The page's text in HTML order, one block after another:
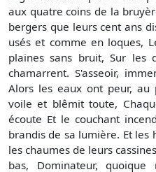
aux quatre coins de la
bergers que leurs cent ans
usés et comme en loques,
plaines sans bruit, Sur les
chamarrent. S'asseoir,
Alors les eaux ont peur,
voile et blêmit toute,
écoute Et le couchant
brandis de sa lumière. Et les
les chaumes de leurs
bas, Dominateur,